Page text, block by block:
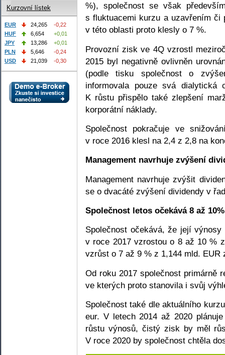
%), společnost se však
s fluktuacemi kurzu a uzavřením či
v této oblasti proto klesly o 7 %.
Provozní zisk ve 4Q vzrostl
2015 byl negativně ovlivněn
(podle tisku společnost o
informovala pouze svá dialytická
K růstu přispělo také zlepšení
korporátní náklady.
Společnost pokračuje ve
v roce 2016 klesl na 2,4 z 2,8 na
Management navrhuje zvýšení
Management navrhuje zvýšit
se o dvacáté zvýšení dividendy v
Společnost letos očekává 8 až
Společnost očekává, že její
v roce 2017 vzrostou o 8 až 10 %
vzrůst o 7 až 9 % z 1,144 mld. EUR
Od roku 2017 společnost primárně
ve kterých proto stanovila i svůj
Společnost také dle aktuálního
eur. V letech 2014 až 2020
růstu výnosů, čistý zisk by měl
V roce 2020 by společnost chtěla
Kurzovní lístek
EUR 24,265
-0,22
HUF
6,654
+0,01
JPY
13,286
+0,01
PLN
5,646
-0,24
USD
21,039 -0,30